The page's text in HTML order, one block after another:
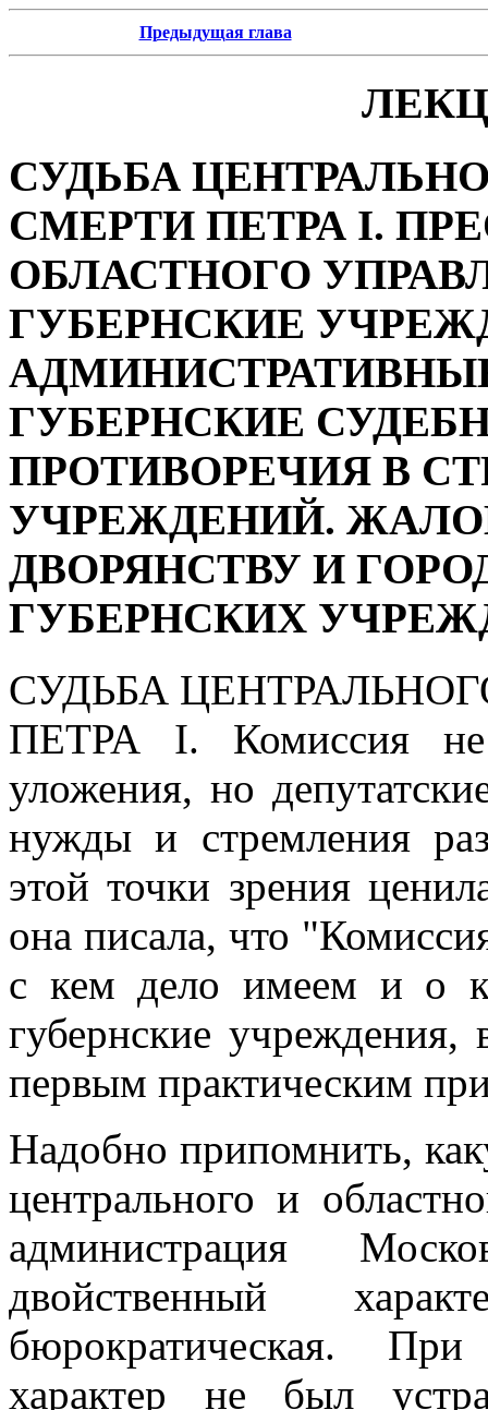
Предыдущая глава
СУДЬБА
СМЕРТИ ПЕТРА I.
ОБЛАСТНОГО
ГУБЕРНСКИЕ
ГУБЕРНСКИЕ
ПРОТИВОРЕЧИЯ В
УЧРЕЖДЕНИЙ.
ДВОРЯНСТВУ И
ГУБЕРНСКИХ
СУДЬБА
ПЕТРА I. Комиссия
уложения, но
нужды и стремления
этой точки зрения
она писала, что
с кем дело имеем и о
губернские
первым практическим
Надобно припомнить,
центрального и
администрация
двойственный
бюрократическая.
характер не был